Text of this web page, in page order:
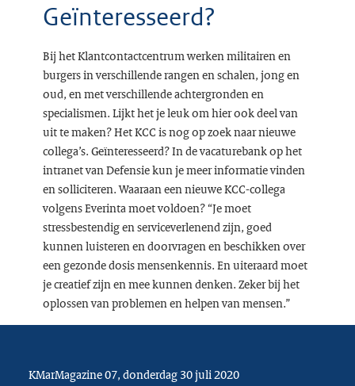
Geïnteresseerd?
Bij het Klantcontactcentrum werken militairen en
burgers in verschillende rangen en schalen, jong en
oud, en met verschillende achtergronden en
specialismen. Lijkt het je leuk om hier ook deel van
uit te maken? Het KCC is nog op zoek naar nieuwe
collega’s. Geïnteresseerd? In de vacaturebank op het
intranet van Defensie kun je meer informatie vinden
en solliciteren. Waaraan een nieuwe KCC-collega
volgens Everinta moet voldoen? “Je moet
stressbestendig en serviceverlenend zijn, goed
kunnen luisteren en doorvragen en beschikken over
een gezonde dosis mensenkennis. En uiteraard moet
je creatief zijn en mee kunnen denken. Zeker bij het
oplossen van problemen en helpen van mensen.”
KMarMagazine 07, donderdag 30 juli 2020